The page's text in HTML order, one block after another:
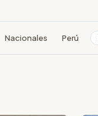
Nacionales Perú